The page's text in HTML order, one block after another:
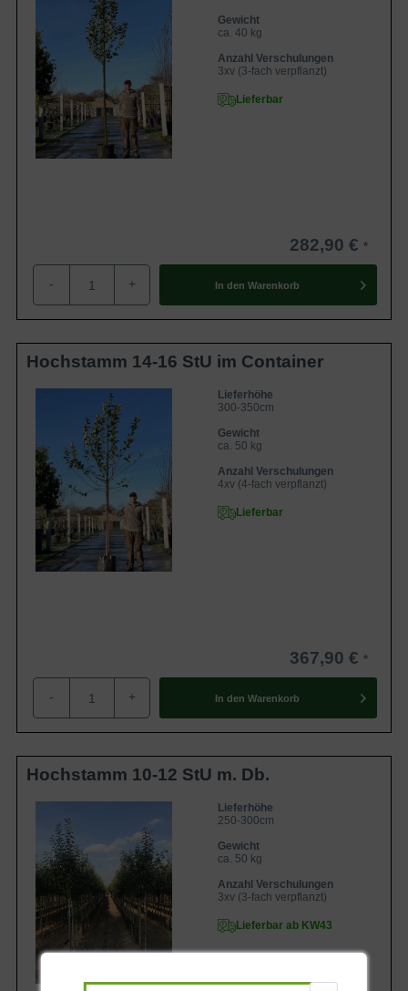
Gewicht
ca. 40 kg
Anzahl Verschulungen
3xv (3-fach verpflanzt)
Lieferbar
282,90 €
- + In den Warenkorb
Hochstamm 14-16 StU im Container
Lieferhöhe
300-350cm
Gewicht
ca. 50 kg
Anzahl Verschulungen
4xv (4-fach verpflanzt)
Lieferbar
367,90 €
- + In den Warenkorb
Hochstamm 10-12 StU m. Db.
Lieferhöhe
250-300cm
Gewicht
ca. 50 kg
Anzahl Verschulungen
3xv (3-fach verpflanzt)
Lieferbar ab KW43